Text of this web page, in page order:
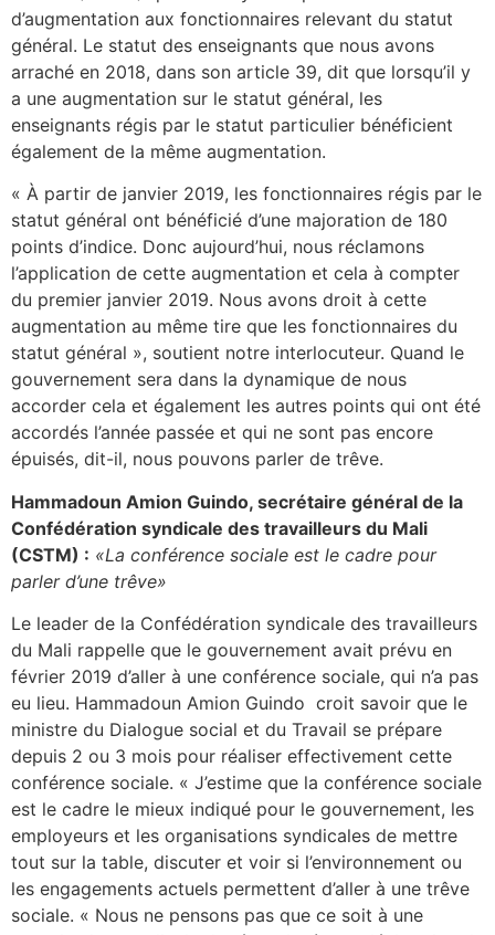
d’augmentation aux fonctionnaires relevant du statut
général. Le statut des enseignants que nous avons
arraché en 2018, dans son article 39, dit que lorsqu’il y
a une augmentation sur le statut général, les
enseignants régis par le statut particulier bénéficient
également de la même augmentation.
« À partir de janvier 2019, les fonctionnaires régis par le
statut général ont bénéficié d’une majoration de 180
points d’indice. Donc aujourd’hui, nous réclamons
l’application de cette augmentation et cela à compter
du premier janvier 2019. Nous avons droit à cette
augmentation au même tire que les fonctionnaires du
statut général », soutient notre interlocuteur. Quand le
gouvernement sera dans la dynamique de nous
accorder cela et également les autres points qui ont été
accordés l’année passée et qui ne sont pas encore
épuisés, dit-il, nous pouvons parler de trêve.
Hammadoun Amion Guindo, secrétaire général de la
Confédération syndicale des travailleurs du Mali
(CSTM) : «La conférence sociale est le cadre pour
parler d’une trêve»
Le leader de la Confédération syndicale des travailleurs
du Mali rappelle que le gouvernement avait prévu en
février 2019 d’aller à une conférence sociale, qui n’a pas
eu lieu. Hammadoun Amion Guindo croit savoir que le
ministre du Dialogue social et du Travail se prépare
depuis 2 ou 3 mois pour réaliser effectivement cette
conférence sociale. « J’estime que la conférence sociale
est le cadre le mieux indiqué pour le gouvernement, les
employeurs et les organisations syndicales de mettre
tout sur la table, discuter et voir si l’environnement ou
les engagements actuels permettent d’aller à une trêve
sociale. « Nous ne pensons pas que ce soit à une